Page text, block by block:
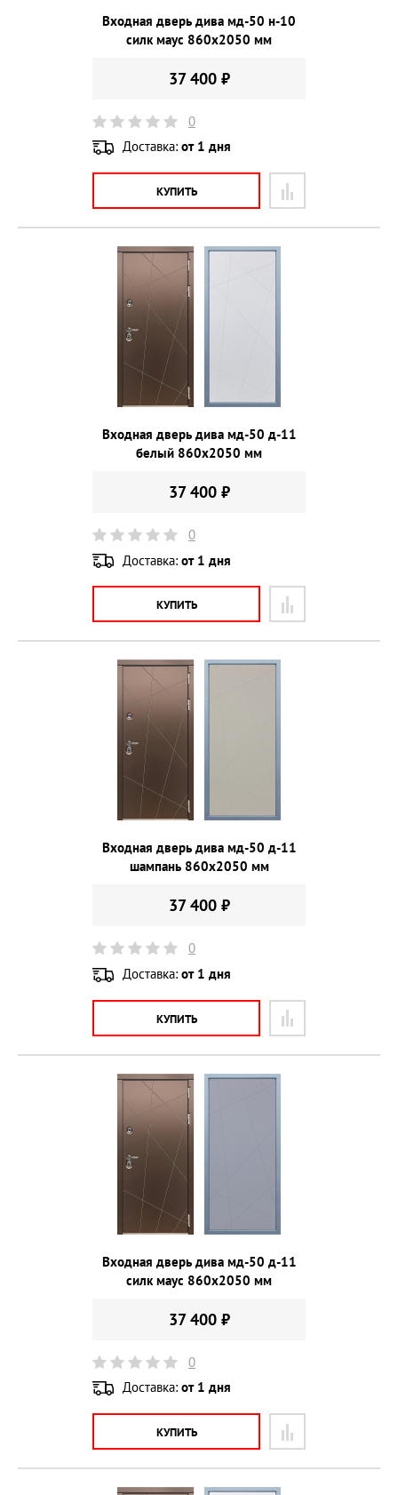
Входная дверь дива мд-50 н-10
силк маус 860х2050 мм
37 400 ₽
0
Доставка: от 1 дня
КУПИТЬ
Входная дверь дива мд-50 д-11
белый 860х2050 мм
37 400 ₽
0
Доставка: от 1 дня
КУПИТЬ
Входная дверь дива мд-50 д-11
шампань 860х2050 мм
37 400 ₽
0
Доставка: от 1 дня
КУПИТЬ
Входная дверь дива мд-50 д-11
силк маус 860х2050 мм
37 400 ₽
0
Доставка: от 1 дня
КУПИТЬ